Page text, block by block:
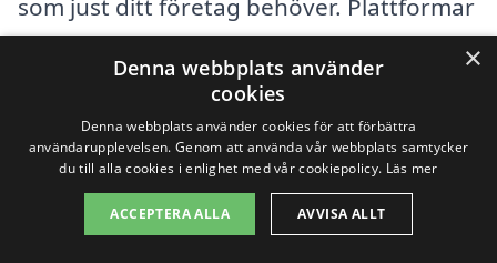
som just ditt företag behöver. Plattformar
det lättare att få kontakt med erfarna
proffs och få en kostnadsfri offert snabbt.
Detta gör att du kan fatta ett välgrundat
beslut utan att behöva spendera timmar
×
Denna webbplats använder
cookies
Denna webbplats använder cookies för att förbättra
användarupplevelsen. Genom att använda vår webbplats samtycker
du till alla cookies i enlighet med vår cookiepolicy. Läs mer
ACCEPTERA ALLA AVVISA ALLT